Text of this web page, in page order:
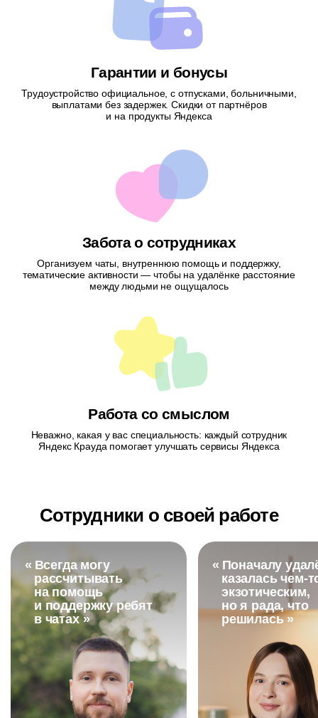
Гарантии и бонусы
Трудоустройство официальное, с отпусками, больничными,
выплатами без задержек. Скидки от партнёров
и на продукты Яндекса
Забота о сотрудниках
Организуем чаты, внутреннюю помощь и поддержку,
тематические активности — чтобы на удалёнке расстояние
между людьми не ощущалось
Работа со смыслом
Неважно, какая у вас специальность: каждый сотрудник
Яндекс Крауда помогает улучшать сервисы Яндекса
Сотрудники о своей работе
«Всегда могу
рассчитывать
на помощь
и поддержку ребят
в чатах »
«Поначалу
казаласьчем-
экзотическим,
но я рада, что
решилась »